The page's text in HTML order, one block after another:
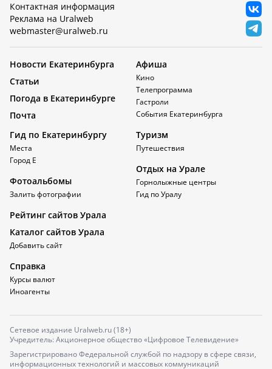
Контактная информация
Реклама на Uralweb
webmaster@uralweb.ru
Новости Екатеринбурга
Статьи
Погода в Екатеринбурге
Почта
Афиша
Кино
Телепрограмма
Гастроли
События Екатеринбурга
Гид по Екатеринбургу
Места
Город Е
Фотоальбомы
Залить фотографии
Туризм
Путешествия
Отдых на Урале
Горнолыжные центры
Гид по Уралу
Рейтинг сайтов Урала
Каталог сайтов Урала
Добавить сайт
Справка
Курсы валют
Иноагенты
Сетевое издание Uralweb.ru (18+)
Учредитель: Акционерное общество «Цифровое Телевидение»
Зарегистрировано Федеральной службой по надзору в сфере связи,
информационных технологий и массовых коммуникаций